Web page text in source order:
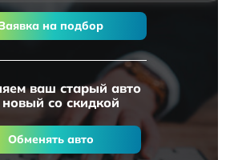
на подбор
ваш старый авто
со скидкой
Обменять авто